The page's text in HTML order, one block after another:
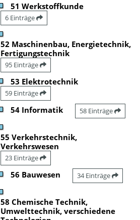
51 Werkstoffkunde
6 Einträge
52 Maschinenbau, Energietechnik,
Fertigungstechnik
95 Einträge
53 Elektrotechnik
59 Einträge
54 Informatik 58 Einträge
55 Verkehrstechnik,
Verkehrswesen
23 Einträge
56 Bauwesen 34 Einträge
58 Chemische Technik,
Umwelttechnik, verschiedene